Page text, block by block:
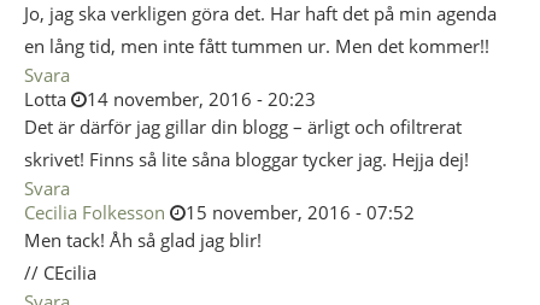
Jo, jag ska verkligen göra det. Har haft det på min agenda
en lång tid, men inte fått tummen ur. Men det kommer!!
Svara
Lotta
14 november, 2016 - 20:23
Det är därför jag gillar din blogg – ärligt och ofiltrerat
skrivet! Finns så lite såna bloggar tycker jag. Hejja dej!
Svara
Cecilia Folkesson
15 november, 2016 - 07:52
Men tack! Åh så glad jag blir!
// CEcilia